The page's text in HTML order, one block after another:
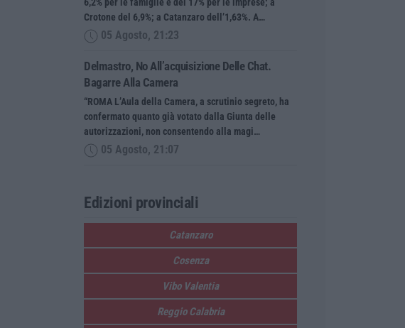
Crotone del 6,9%; a Catanzaro dell’1,63%. A…
05 Agosto, 21:23
Delmastro, No All’acquisizione Delle Chat.
Bagarre Alla Camera
“ROMA L’Aula della Camera, a scrutinio segreto, ha
confermato quanto già votato dalla Giunta delle
autorizzazioni, non consentendo alla magi…
05 Agosto, 21:07
Edizioni provinciali
Catanzaro
Cosenza
Vibo Valentia
Reggio Calabria